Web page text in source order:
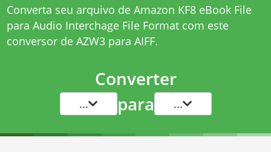
Converta seu arquivo de Amazon KF8 eBook File
para Audio Interchage File Format com este
conversor de AZW3 para AIFF.
Converter
... para ...